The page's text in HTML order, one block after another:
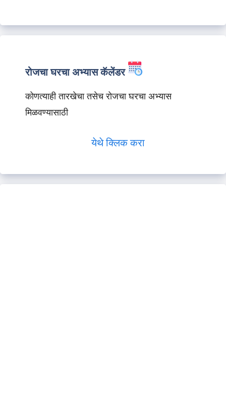
रोजचा घरचा अभ्यास कॅलेंडर
कोणत्याही तारखेचा तसेच रोजचा घरचा अभ्यास
मिळवण्यासाठी
येथे क्लिक करा